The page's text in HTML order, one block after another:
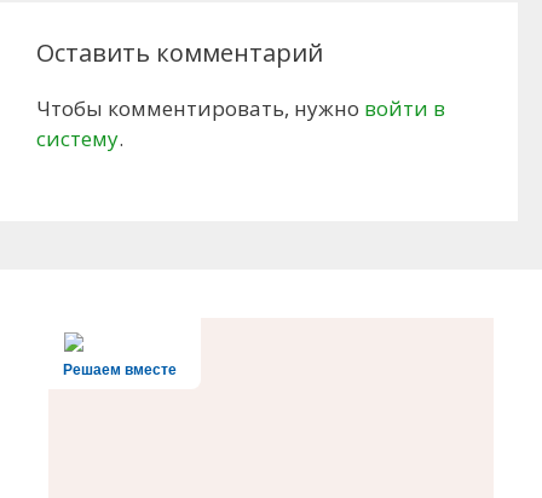
Оставить комментарий
Чтобы комментировать, нужно войти в
систему.
Решаем вместе